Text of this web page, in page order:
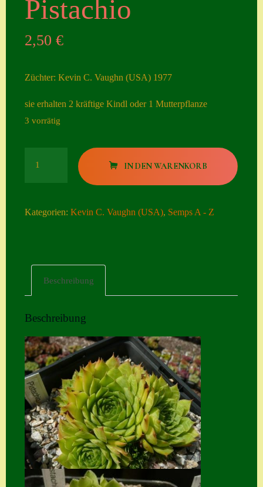
ngen
Datenschutzerklä
mit Semps
Kasse
Kontakt
Mein Konto
Naturformen
S. x nixonii
Semps die ich
suche
Pistachio
2,50€
Züchter: Kevin C. Vaughn (USA) 1977
sie erhalten 2 kräftige Kindl oder 1 Mutterpflanze
3 vorrätig
IN DEN WARENKORB
Kategorien:Kevin C. Vaughn (USA), Semps A - Z
Beschreibung
Beschreibung